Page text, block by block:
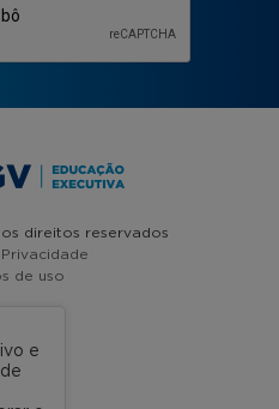
direitos reservados
de uso
e